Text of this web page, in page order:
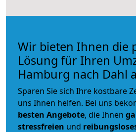
Wir bieten Ihnen die
Lösung für Ihren
Hamburg nach Dahl
Sparen Sie sich Ihre kostbare
uns Ihnen helfen. Bei uns
besten Angebote, die Ihnen
stressfreien und